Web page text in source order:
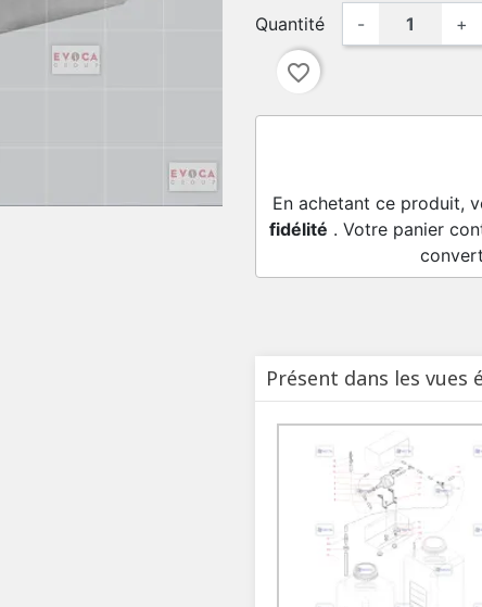
Quantité - +
favorite_border
En achetant ce produit,
fidélité . Votre panier
Présent dans les vues